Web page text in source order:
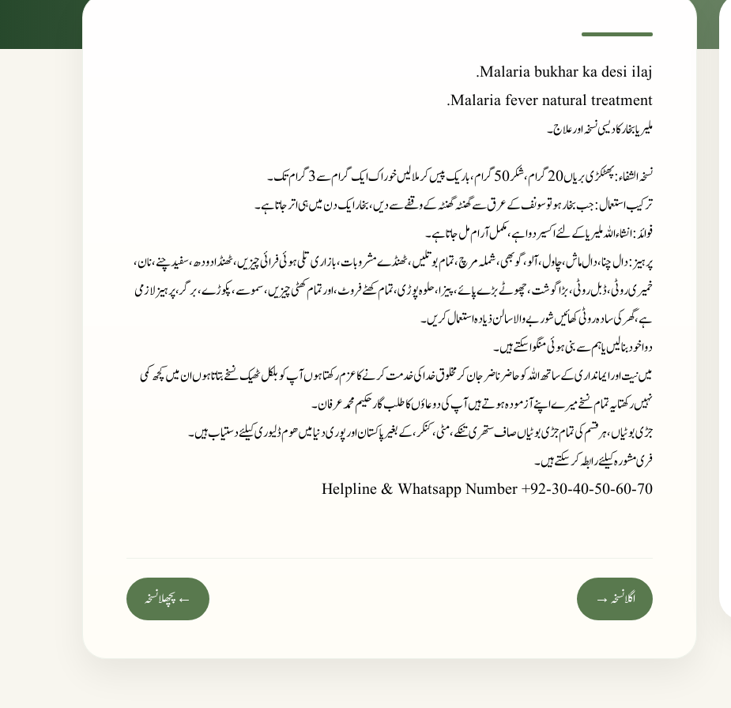
Malaria bukhar ka desi ilaj.
Malaria fever natural treatment.
ملیریا بخار کا دیسی نسخہ اور علاج۔
نسخہ الشفاء: پھٹکڑی بریاں 20 گرام، شکر 50 گرام، باریک پیس کر ملا لیں خوراک ایک گرام سے 3 گرام تک۔
ترکیب استعمال: جب بخار ہو تو سونف کے عرق سے گھنٹہ گھنٹہ کے وقفے سے دیں ، بخار ایک دن میں ہی اتر جاتا ہے۔
فوائد: انشاءاللہ ملیریا کے لئے اکسیر دوا ہے، مکمل آرام مل جاتا ہے۔
پر ہیز: دال چنا، دال ماش، چاول، آلو، گوبھی، شملہ مرچ، تمام بوتلیں، ٹھنڈے مشروبات، بازاری تلی ہوئی فرائی چیزیں، ٹھنڈا دودھ، سفید چنے،نان،
خمیری روٹی، ڈبل روٹی، بڑا گوشت، چھوٹے بڑے پائے، پیزا، حلوہ پوڑی، تمام کھٹے فروٹ، اور تمام کھٹی چیزیں، سموسے، پکوڑے، برگر، پرہیز لازمی
ہے، گھر کی سادہ روٹی کھائیں شوربے والا سالن ذیادہ استعمال کریں۔
دوا خود بنا لیں یا ہم سے بنی ہوئی منگوا سکتے ہیں۔
میں نیت اور ایمانداری کے ساتھ اللہ کو حاضر ناضر جان کر مخلوق خدا کی خدمت کرنے کا عزم رکھتا ہوں آپ کو بلکل ٹھیک نسخے بتاتا ہوں ان میں کچھ کمی
نہیں رکھتا یہ تمام نسخے میرے اپنے آزمودہ ہوتے ہیں آپ کی دوعاؤں کا طلب گار حکیم محمد عرفان۔
جڑی بوٹیاں، ہر قسم کی تمام جڑی بوٹیاں صاف ستھری تنکے، مٹی، کنکر، کے بغیر پاکستان اور پوری دنیا میں ھوم ڈلیوری کیلئے دستیاب ہیں۔
فری مشورہ کیلئے رابطہ کر سکتے ہیں۔
Helpline & Whatsapp Number +92-30-40-50-60-70
← پچھلا نسخہ اگلا نسخہ →